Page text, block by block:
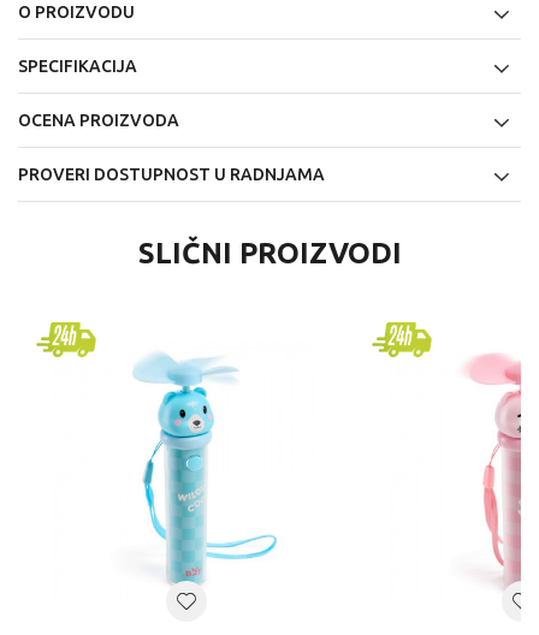
O PROIZVODU
SPECIFIKACIJA
OCENA PROIZVODA
PROVERI DOSTUPNOST U RADNJAMA
SLIČNI PROIZVODI